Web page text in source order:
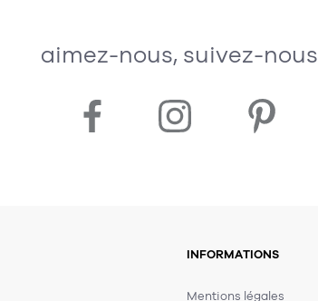
aimez-nous, suivez-nous
INFORMATIONS
Mentions légales